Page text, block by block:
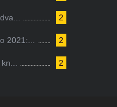
2
2
2021:...
2